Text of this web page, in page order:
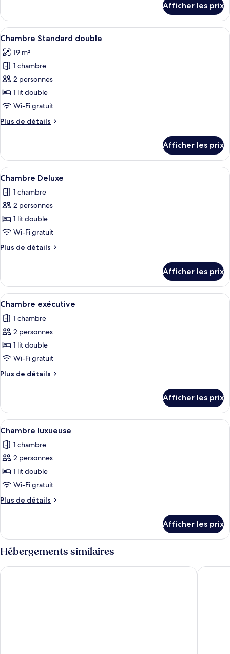
de
chambre :
Chambre
Chambre
Afficher les prix
Afficher
toutes
les
photos
pour
ce
type
chambre :
double
Une chambre à coucher moderne
5
Chambre Standard double
19 m²
1 chambre
2 personnes
1 lit double
Wi-Fi gratuit
Plus de détails
Plus
Chambre
Standard
double
Afficher les prix
Afficher
toutes
les
photos
pour
ce
type
de
Chambre
Deluxe
Une chambre d’hôtel moderne
7
Chambre Deluxe
1 chambre
2 personnes
1 lit double
Wi-Fi gratuit
Plus de détails
Plus
Chambre
Deluxe
Afficher les prix
Afficher
toutes
les
photos
pour
ce
type
de
Chambre
exécutive
Une chambre d’hôtel avec un
9
Chambre exécutive
1 chambre
2 personnes
1 lit double
Wi-Fi gratuit
Plus de détails
Plus
Chambre
exécutive
Afficher les prix
Afficher
toutes
les
photos
pour
ce
type
de
Chambre
luxueuse
Une chambre d’hôtel moderne
8
Chambre luxueuse
1 chambre
2 personnes
1 lit double
Wi-Fi gratuit
Plus de détails
Plus
Chambre
luxueuse
Afficher les prix
Hébergements similaires
The Blue Hotel Kim